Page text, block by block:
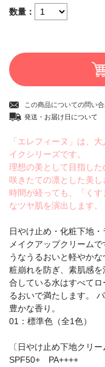
数量：
この商品についての問い
発送・お届け日について
「エレフィーヌ」は、
イクシリーズです。
理想の美として目指し
咲きたての凛とした美し
時間が経っても、「く
なツヤ肌を演出します。
日やけ止め・化粧下地
メイクアップクリーム
うなうるおいと軽やか
粧崩れを防ぎ、素肌感
合している水はすべて
るおいで満たします。
豊かな香り。
01：標準色（全1色）
〔日やけ止め下地クリー
SPF50+ PA++++